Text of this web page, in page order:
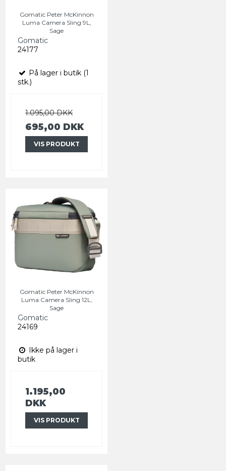
Gomatic Peter McKinnon
Luma Camera Sling 9L,
Sage
Gomatic
24177
På lager i butik (1
stk.)
1.095,00 DKK
695,00 DKK
VIS PRODUKT
Gomatic Peter McKinnon
Luma Camera Sling 12L,
Sage
Gomatic
24169
Ikke på lager i
butik
1.195,00
DKK
VIS PRODUKT